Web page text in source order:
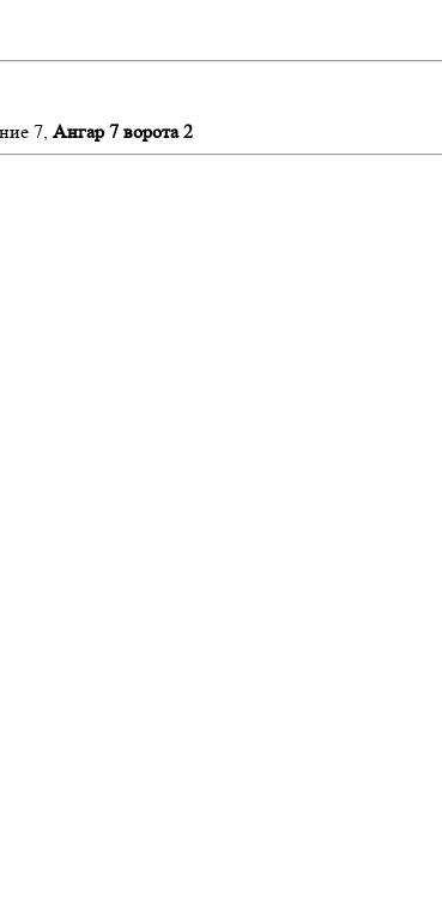
7, Ангар 7 ворота 2